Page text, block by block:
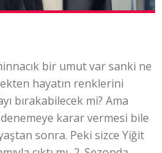
bir umut var sanki ne
hayatın renklerini
bırakabilecek mi? Ama
karar vermesi bile
sonra. Peki sizce Yiğit